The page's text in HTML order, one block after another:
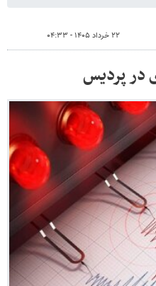
۲۲ خرداد ۱۴۰۵ - ۰۴:۳۳